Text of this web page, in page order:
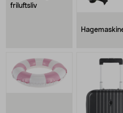
friluftsliv